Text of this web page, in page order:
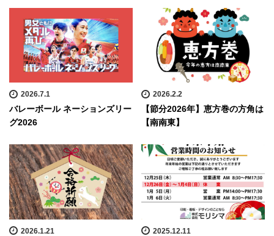
2026.7.1
バレーボール ネーションズリー
グ2026
2026.2.2
【節分2026年】恵方巻の方角は
【南南東】
2026.1.21 2025.12.11